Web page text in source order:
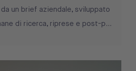
un brief aziendale, sviluppato
di ricerca, riprese e post-p...